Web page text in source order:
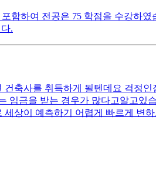
함하여 전공은 75 학점을 수강하
.
축사를 취득하게 될텐데요 걱정인
임금을 받는 경우가 많다고알고있
상이 예측하기 어렵게 빠르게 변